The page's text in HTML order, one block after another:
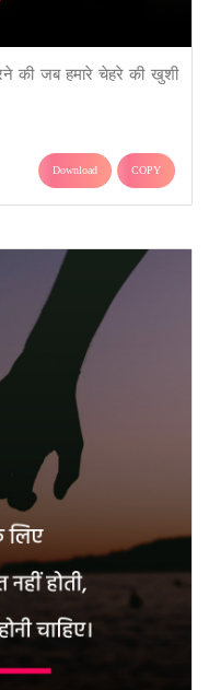
की जब हमारे चेहरे की खुशी
Download COPY